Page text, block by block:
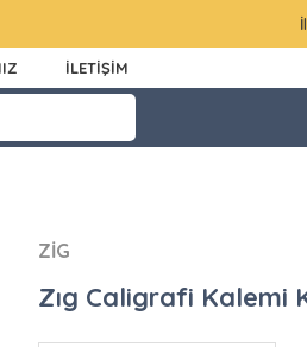
İLETİŞİM
ZİG
Zıg Caligrafi Kalemi